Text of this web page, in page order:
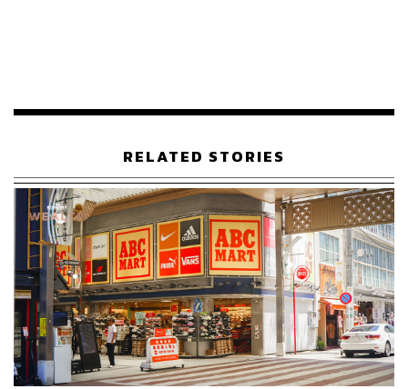
คือ คุณต้องรู้จักปรับตัว โดยเฉพาะอย่างยิ่งกับการทำงานใน
คุณทำงานให้กับลักชัวรีแบรนด์อย่างสิ้นเชิง และตัวฉันเองก็
นวัตกรรม รวมถึงเทคโนโลยีใหม่ๆ ที่พวกเขาบรรจงใส่ลงไป
ในชิ้นงานและการออกแบบในทุกขั้นตอนของกระบวนการ
ผลิตตั้งแต่ต้นจนจบ
การทำงานกับ UNIQLO แตกต่างกับการทำงานกับลัก
ชัวรีแบรนด์อย่างไร และแบบไหนมีความกดดันมากกว่า
กัน
RELATED STORIES